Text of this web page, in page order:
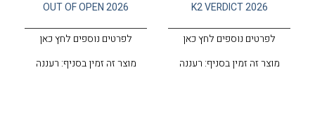
K2 VERDICT 2026
לפרטים נוספים לחץ כאן
מוצר זה זמין בסניף: רעננה
OUT OF OPEN 2026
לפרטים נוספים לחץ כאן
מוצר זה זמין בסניף: רעננה